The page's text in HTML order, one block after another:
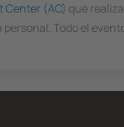
Center (AC) que
Todo el